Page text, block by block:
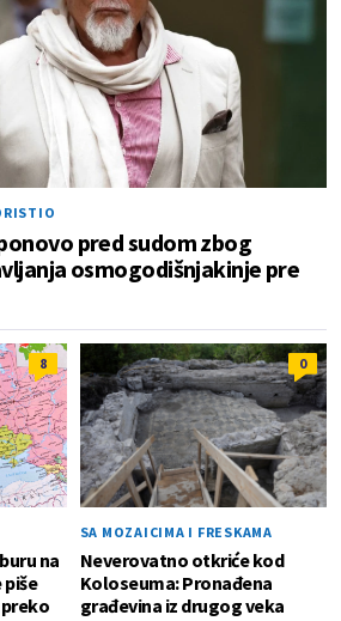
pred sudom zbog
osmogodišnjakinje pre
8
na
piše
0
SA MOZAICIMA I FRESKAMA
Neverovatno otkriće kod
Koloseuma: Pronađena
građevina iz drugog veka